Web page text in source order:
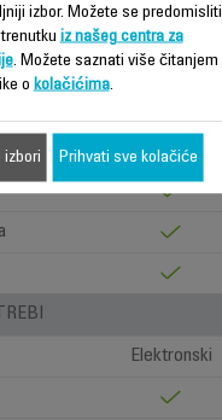
Klasični
Elektronski
izbor. Možete se predomisliti
iz našeg centra za
. Možete saznati više čitanjem
o kolačićima.
izbori Prihvati sve kolačiće